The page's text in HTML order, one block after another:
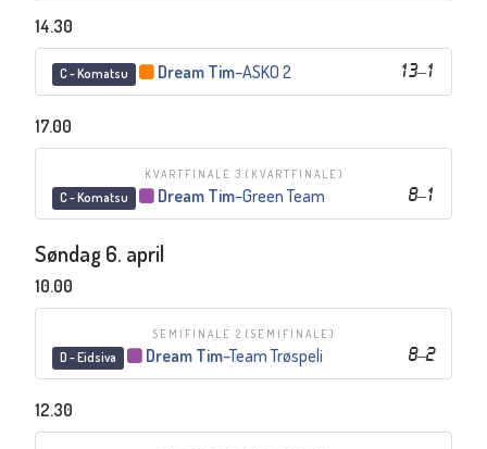
14.30
C - Komatsu 13–1
Dream Tim–ASKO 2
17.00
KVARTFINALE 3 (KVARTFINALE)
C - Komatsu 8–1
Dream Tim–Green Team
Søndag 6. april
10.00
SEMIFINALE 2 (SEMIFINALE)
D - Eidsiva 8–2
Dream Tim–Team Trøspeli
12.30